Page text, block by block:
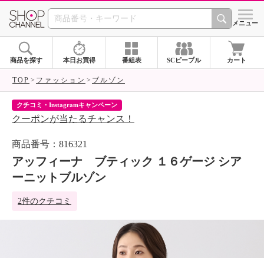
SHOP CHANNEL シメニュー
商品を探す 本日お買得 番組表 SCピープル カート
TOP ファッション ブルゾン
ネットデビューキャンペーン
ネットで初めてご購入の方1,000円割引
商品番号：816321
アッフィーナ ブティック １６ゲージ シア
ーニットブルゾン
2件のクチコミ